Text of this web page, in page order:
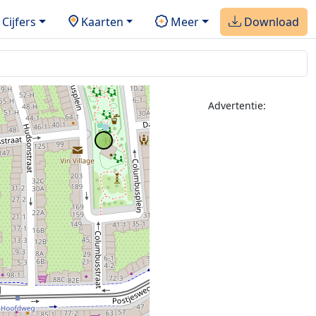
Cijfers Kaarten Meer Download
Advertentie: